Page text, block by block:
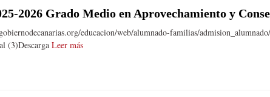
2026 Grado Medio en Aprovechamiento y
educacion/web/alumnado-familias/
(3)Descarga Leer más